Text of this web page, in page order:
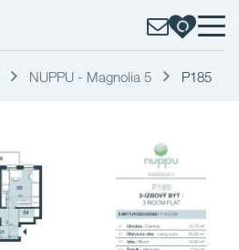
NUPPU - Magnolia 5 P185